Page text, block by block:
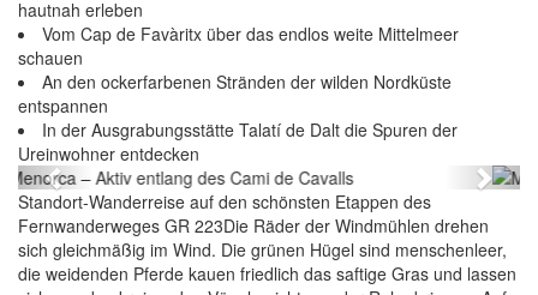
hautnah erleben
Vom Cap de Favàritx über das endlos weite Mittelmeer
schauen
An den ockerfarbenen Stränden der wilden Nordküste
entspannen
In der Ausgrabungsstätte Talatí de Dalt die Spuren der
Ureinwohner entdecken
Menorca – Aktiv entlang des Cami de Cavalls
Previous Next
Standort-Wanderreise auf den schönsten Etappen des
Fernwanderweges GR 223Die Räder der Windmühlen drehen
sich gleichmäßig im Wind. Die grünen Hügel sind menschenleer,
die weidenden Pferde kauen friedlich das saftige Gras und lassen